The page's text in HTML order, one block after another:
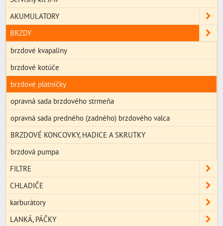
AKUMULATORY
BRZDY
brzdové kvapaliny
brzdové kotúče
brzdové platničky
opravná sada brzdového strmeňa
opravná sada predného (zadného) brzdového valca
BRZDOVÉ KONCOVKY, HADICE A SKRUTKY
brzdová pumpa
FILTRE
CHLADIČE
karburátory
LANKÁ, PÁČKY